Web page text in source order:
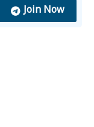
Join Now